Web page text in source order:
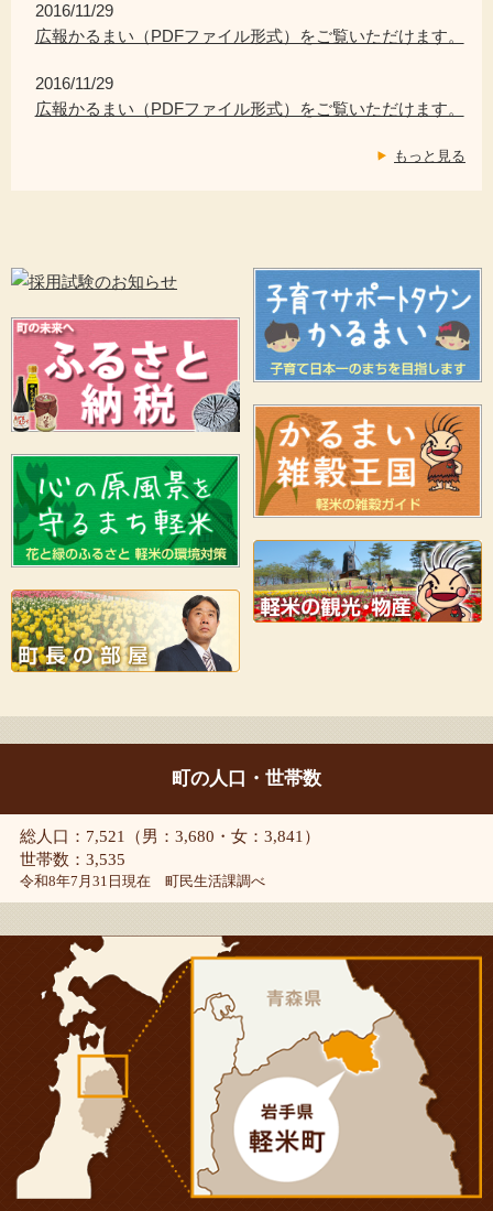
2016/11/29
広報かるまい（PDFファイル形式）をご覧いただけます。
2016/11/29
広報かるまい（PDFファイル形式）をご覧いただけます。
もっと見る
町の人口・世帯数
総人口：7,521（男：3,680・女：3,841）
世帯数：3,535
令和8年7月31日現在 町民生活課調べ